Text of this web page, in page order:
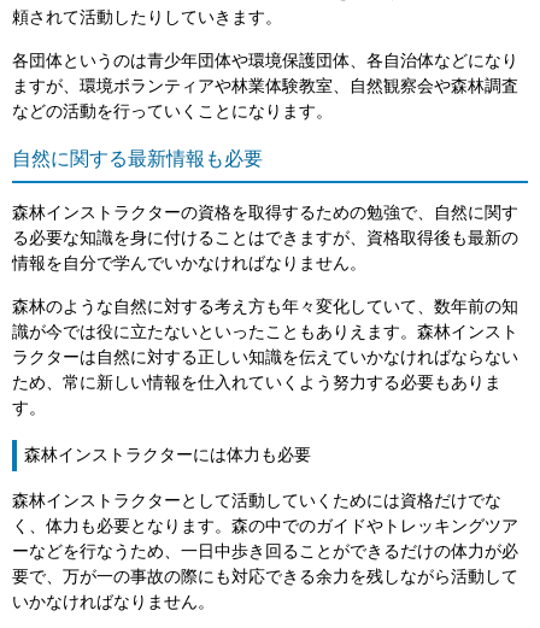
頼されて活動したりしていきます。
各団体というのは青少年団体や環境保護団体、各自治体などになり
ますが、環境ボランティアや林業体験教室、自然観察会や森林調査
などの活動を行っていくことになります。
自然に関する最新情報も必要
森林インストラクターの資格を取得するための勉強で、自然に関す
る必要な知識を身に付けることはできますが、資格取得後も最新の
情報を自分で学んでいかなければなりません。
森林のような自然に対する考え方も年々変化していて、数年前の知
識が今では役に立たないといったこともありえます。森林インスト
ラクターは自然に対する正しい知識を伝えていかなければならない
ため、常に新しい情報を仕入れていくよう努力する必要もありま
す。
森林インストラクターには体力も必要
森林インストラクターとして活動していくためには資格だけでな
く、体力も必要となります。森の中でのガイドやトレッキングツア
ーなどを行なうため、一日中歩き回ることができるだけの体力が必
要で、万が一の事故の際にも対応できる余力を残しながら活動して
いかなければなりません。